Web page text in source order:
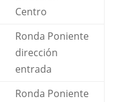
Centro
Ronda Poniente
dirección
entrada
Ronda Poniente